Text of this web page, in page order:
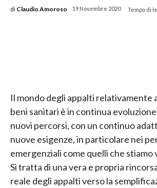
di Claudio Amoroso 19 Novembre 2020
-
Tempo di
Il mondo degli appalti relativamente
beni sanitari è in continua
nuovi percorsi, con un continuo
nuove esigenze, in particolare nei
emergenziali come quelli che stiamo
Si tratta di una vera e propria
reale degli appalti verso la